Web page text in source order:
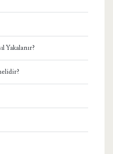
Yakalanır?